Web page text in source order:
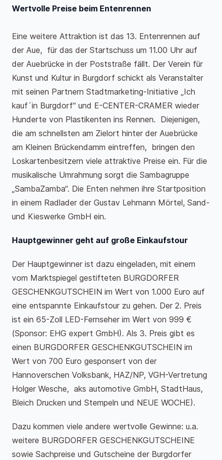
Wertvolle Preise beim Entenrennen
Eine weitere Attraktion ist das 13. Entenrennen auf
der Aue, für das der Startschuss um 11.00 Uhr auf
der Auebrücke in der Poststraße fällt. Der Verein für
Kunst und Kultur in Burgdorf schickt als Veranstalter
mit seinen Partnern Stadtmarketing-Initiative „Ich
kauf´in Burgdorf“ und E-CENTER-CRAMER wieder
Hunderte von Plastikenten ins Rennen. Diejenigen,
die am schnellsten am Zielort hinter der Auebrücke
am Kleinen Brückendamm eintreffen, bringen den
Loskartenbesitzern viele attraktive Preise ein. Für die
musikalische Umrahmung sorgt die Sambagruppe
„SambaZamba“. Die Enten nehmen ihre Startposition
in einem Radlader der Gustav Lehmann Mörtel, Sand-
und Kieswerke GmbH ein.
Hauptgewinner geht auf große Einkaufstour
Der Hauptgewinner ist dazu eingeladen, mit einem
vom Marktspiegel gestifteten BURGDORFER
GESCHENKGUTSCHEIN im Wert von 1.000 Euro auf
eine entspannte Einkaufstour zu gehen. Der 2. Preis
ist ein 65-Zoll LED-Fernseher im Wert von 999 €
(Sponsor: EHG expert GmbH). Als 3. Preis gibt es
einen BURGDORFER GESCHENKGUTSCHEIN im
Wert von 700 Euro gesponsert von der
Hannoverschen Volksbank, HAZ/NP, VGH-Vertretung
Holger Wesche, aks automotive GmbH, StadtHaus,
Bleich Drucken und Stempeln und NEUE WOCHE).
Dazu kommen viele andere wertvolle Gewinne: u.a.
weitere BURGDORFER GESCHENKGUTSCHEINE
sowie Sachpreise und Gutscheine der Burgdorfer